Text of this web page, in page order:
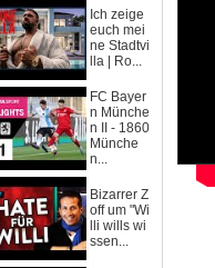
Ich zeige
euch mei
ne Stadtvi
lla | Ro...
FC Bayer
n Münche
n II - 1860
Münche
n...
Bizarrer Z
off um "Wi
lli wills wi
ssen...